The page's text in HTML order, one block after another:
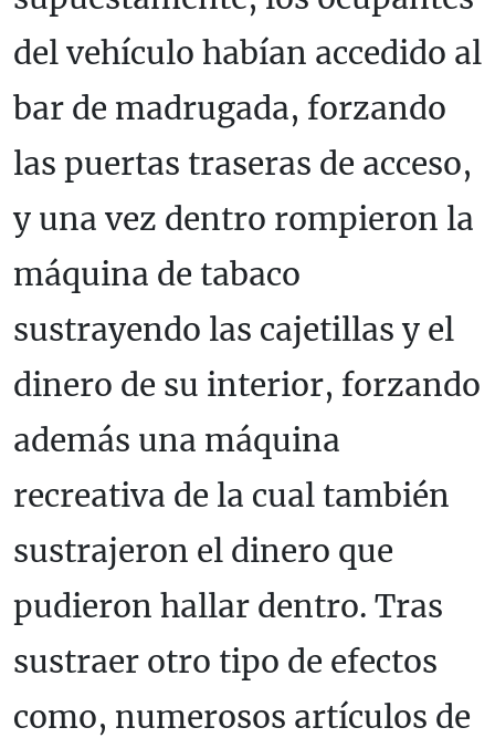
del vehículo habían accedido al
bar de madrugada, forzando
las puertas traseras de acceso,
y una vez dentro rompieron la
máquina de tabaco
sustrayendo las cajetillas y el
dinero de su interior, forzando
además una máquina
recreativa de la cual también
sustrajeron el dinero que
pudieron hallar dentro. Tras
sustraer otro tipo de efectos
como, numerosos artículos de